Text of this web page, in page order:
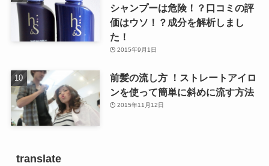
シャンプーは危険！？口コミの評
価はウソ！？成分を解析しまし
た！
2015年9月1日
前髪の流し方 ！ストレートアイロ
ンを使って簡単に斜めに流す方法
2015年11月12日
translate